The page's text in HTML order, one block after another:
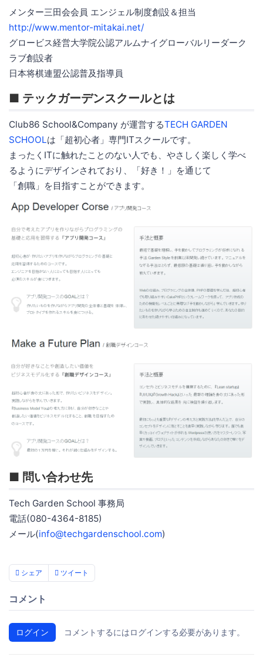
メンター三田会会員 エンジェル制度創設＆担当
http://www.mentor-mitakai.net/
グロービス経営大学院公認アルムナイグローバルリーダーク
ラブ創設者
日本将棋連盟公認普及指導員
■ テックガーデンスクールとは
Club86 School&Company が運営するTECH GARDEN
SCHOOLは「超初心者」専門ITスクールです。
まったくITに触れたことのない人でも、やさしく楽しく学べ
るようにデザインされており、「好き！」を通じて
「創職」を目指すことができます。
■ 問い合わせ先
Tech Garden School 事務局
電話(080-4364-8185)
メール(info@techgardenschool.com)
シェア ツイート
コメント
ログイン コメントするにはログインする必要があります。